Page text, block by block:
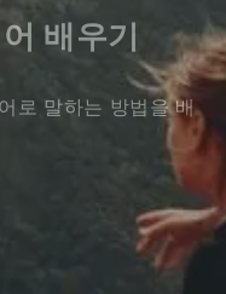
배우기
로 말하는 방법을 배